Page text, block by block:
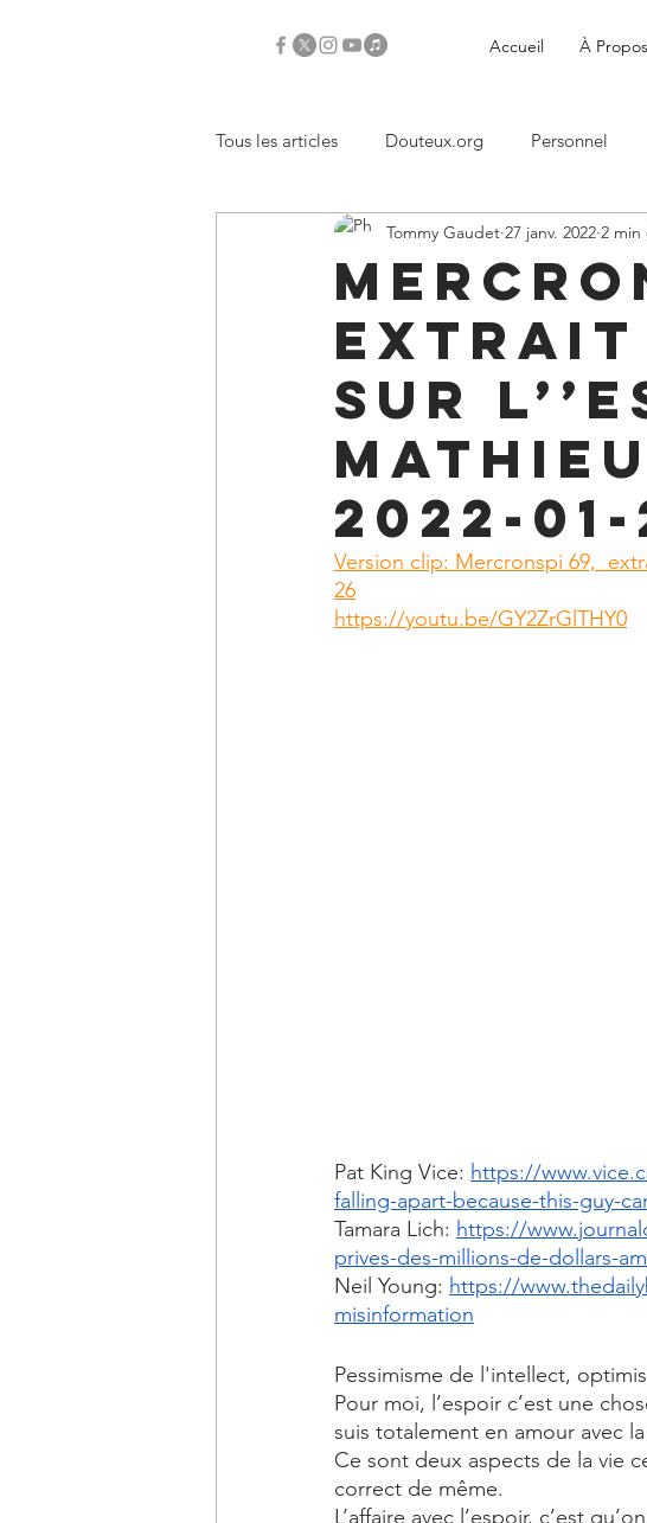
Accueil À Propos
Tous les articles Douteux.org Personnel
extrait
sur
2022-01-
Tommy Gaudet 27 janv. 2022 2
Version clip: Mercronspi 69,
26
https://youtu.be/GY2ZrGlTHY0
Pat King Vice: https://
falling-apart-because-this-guy-
Tamara Lich: https://
prives-des-millions-de-dollars-
Neil Young: https://
misinformation
Pessimisme de l'intellect,
Pour moi, l’espoir c’est une
suis totalement en amour avec
Ce sont deux aspects de la vie
correct de même.
L’affaire avec l’espoir, c’est